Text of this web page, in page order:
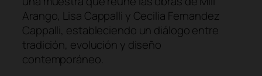
Arango, Lisa Cappalli y Cecilia Fernandez
Cappalli, estableciendo un diálogo entre
tradición, evolución y diseño
contemporáneo.